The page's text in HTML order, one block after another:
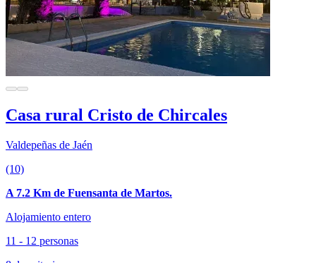
Casa rural Cristo de Chircales
Valdepeñas de Jaén
(10)
A 7.2 Km de Fuensanta de Martos.
Alojamiento entero
11 - 12 personas